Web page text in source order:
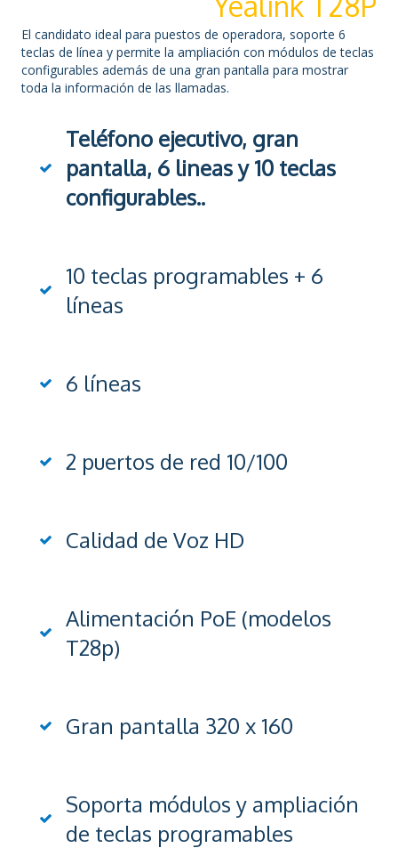
El candidato ideal para puestos de operadora, soporte 6
teclas de línea y permite la ampliación con módulos de teclas
configurables además de una gran pantalla para mostrar
toda la información de las llamadas.
Teléfono ejecutivo, gran
pantalla, 6 lineas y 10 teclas
configurables..
10 teclas programables + 6
líneas
6 líneas
2 puertos de red 10/100
Calidad de Voz HD
Alimentación PoE (modelos
T28p)
Gran pantalla 320 x 160
Soporta módulos y ampliación
de teclas programables